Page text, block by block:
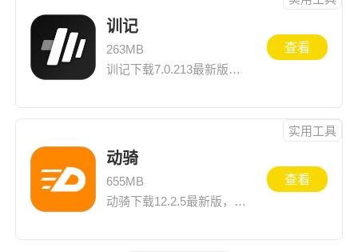
训记
263MB
训记下载7.0.213最新版，历史版本安装尽在一米游网，同时还可以查看最新版训记7.0.213介绍、应用截图、网友评论等训记下载安装信息
查看
动骑
655MB
动骑下载12.2.5最新版，历史版本安装尽在一米游网，同时还可以查看最新版动骑12.2.5介绍、应用截图、网友评论等动骑下载安装信息
查看
实用工具